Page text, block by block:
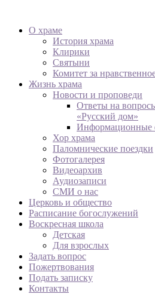
О храме
История храма
Клирики
Святыни
Комитет за
Жизнь храма
Новости и проповеди
Ответы на
«Русский дом»
Информационные
Хор храма
Паломнические поездки
Фотогалерея
Видеоархив
Аудиозаписи
СМИ о нас
Церковь и общество
Расписание богослужений
Воскресная школа
Детская
Для взрослых
Задать вопрос
Пожертвования
Подать записку
Контакты